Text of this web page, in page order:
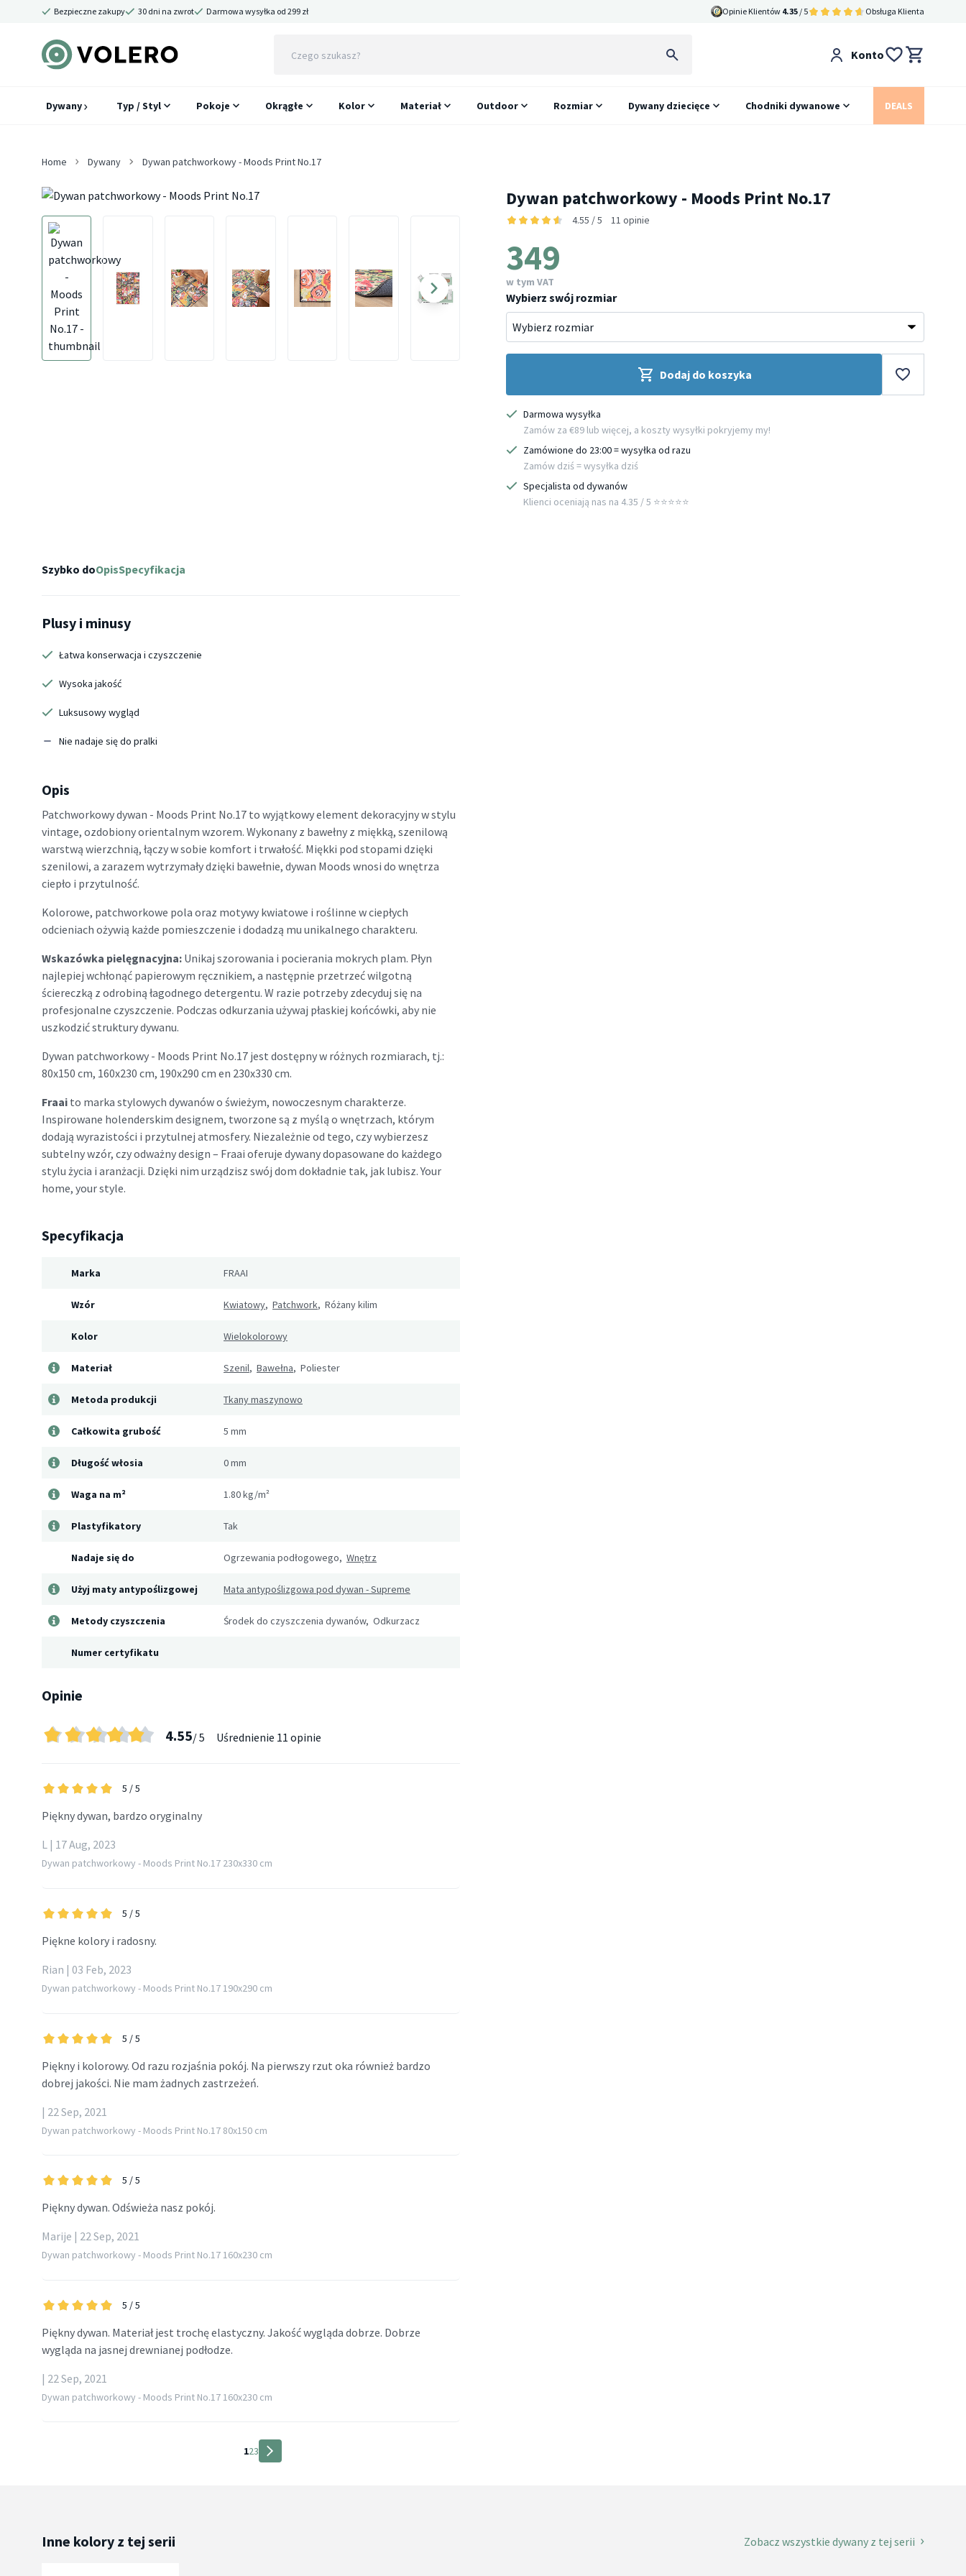
Bezpieczne zakupy 30 dni na zwrot Darmowa wysyłka od 299 zł Opinie Klientów 4.35 / 5 Obsługa Klienta
Konto
Dywany Typ / Styl Pokoje Okrągłe Kolor Materiał Outdoor Rozmiar Dywany dziecięce Chodniki dywanowe DEALS
Home Dywany Dywan patchworkowy - Moods Print No.17
Dywan patchworkowy - Moods Print No.17
4.55 / 5 11 opinie
349
w tym VAT
Wybierz swój rozmiar
Dodaj do koszyka
Darmowa wysyłka
Zamów za €89 lub więcej, a koszty wysyłki pokryjemy my!
Zamówione do 23:00 = wysyłka od razu
Zamów dziś = wysyłka dziś
Specjalista od dywanów
Klienci oceniają nas na 4.35 / 5 ⭐️⭐️⭐️⭐️⭐️
Szybko doOpisSpecyfikacja
Plusy i minusy
Łatwa konserwacja i czyszczenie
Wysoka jakość
Luksusowy wygląd
Nie nadaje się do pralki
Opis
Patchworkowy dywan - Moods Print No.17 to wyjątkowy element dekoracyjny w stylu
vintage, ozdobiony orientalnym wzorem. Wykonany z bawełny z miękką, szenilową
warstwą wierzchnią, łączy w sobie komfort i trwałość. Miękki pod stopami dzięki
szenilowi, a zarazem wytrzymały dzięki bawełnie, dywan Moods wnosi do wnętrza
ciepło i przytulność.
Kolorowe, patchworkowe pola oraz motywy kwiatowe i roślinne w ciepłych
odcieniach ożywią każde pomieszczenie i dodadzą mu unikalnego charakteru.
Wskazówka pielęgnacyjna: Unikaj szorowania i pocierania mokrych plam. Płyn
najlepiej wchłonąć papierowym ręcznikiem, a następnie przetrzeć wilgotną
ściereczką z odrobiną łagodnego detergentu. W razie potrzeby zdecyduj się na
profesjonalne czyszczenie. Podczas odkurzania używaj płaskiej końcówki, aby nie
uszkodzić struktury dywanu.
Dywan patchworkowy - Moods Print No.17 jest dostępny w różnych rozmiarach, tj.:
80x150 cm, 160x230 cm, 190x290 cm en 230x330 cm.
Fraai to marka stylowych dywanów o świeżym, nowoczesnym charakterze.
Inspirowane holenderskim designem, tworzone są z myślą o wnętrzach, którym
dodają wyrazistości i przytulnej atmosfery. Niezależnie od tego, czy wybierzesz
subtelny wzór, czy odważny design – Fraai oferuje dywany dopasowane do każdego
stylu życia i aranżacji. Dzięki nim urządzisz swój dom dokładnie tak, jak lubisz. Your
home, your style.
Specyfikacja
Marka FRAAI
Wzór Kwiatowy, Patchwork, Różany kilim
Kolor Wielokolorowy
Materiał Szenil, Bawełna, Poliester
Metoda produkcji Tkany maszynowo
Całkowita grubość 5 mm
Długość włosia 0 mm
Waga na m² 1.80 kg/m²
Plastyfikatory Tak
Nadaje się do Ogrzewania podłogowego, Wnętrz
Użyj maty antypoślizgowej Mata antypoślizgowa pod dywan - Supreme
Metody czyszczenia Środek do czyszczenia dywanów, Odkurzacz
Numer certyfikatu
Opinie
4.55/ 5 Uśrednienie 11 opinie
5 / 5
Piękny dywan, bardzo oryginalny
L | 17 Aug, 2023
Dywan patchworkowy - Moods Print No.17 230x330 cm
5 / 5
Piękne kolory i radosny.
Rian | 03 Feb, 2023
Dywan patchworkowy - Moods Print No.17 190x290 cm
5 / 5
Piękny i kolorowy. Od razu rozjaśnia pokój. Na pierwszy rzut oka również bardzo
dobrej jakości. Nie mam żadnych zastrzeżeń.
| 22 Sep, 2021
Dywan patchworkowy - Moods Print No.17 80x150 cm
5 / 5
Piękny dywan. Odświeża nasz pokój.
Marije | 22 Sep, 2021
Dywan patchworkowy - Moods Print No.17 160x230 cm
5 / 5
Piękny dywan. Materiał jest trochę elastyczny. Jakość wygląda dobrze. Dobrze
wygląda na jasnej drewnianej podłodze.
| 22 Sep, 2021
Dywan patchworkowy - Moods Print No.17 160x230 cm
123
Inne kolory z tej serii Zobacz wszystkie dywany z tej serii